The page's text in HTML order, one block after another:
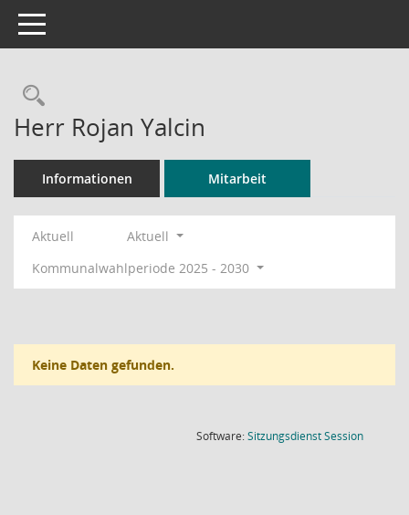
Toggle navigation
Rechercheauswahl
Herr Rojan Yalcin
Informationen Mitarbeit
Aktuell
Aktuell
Kommunalwahlperiode 2025 - 2030
Keine Daten gefunden.
Software:SitzungsdienstSession(Wird in